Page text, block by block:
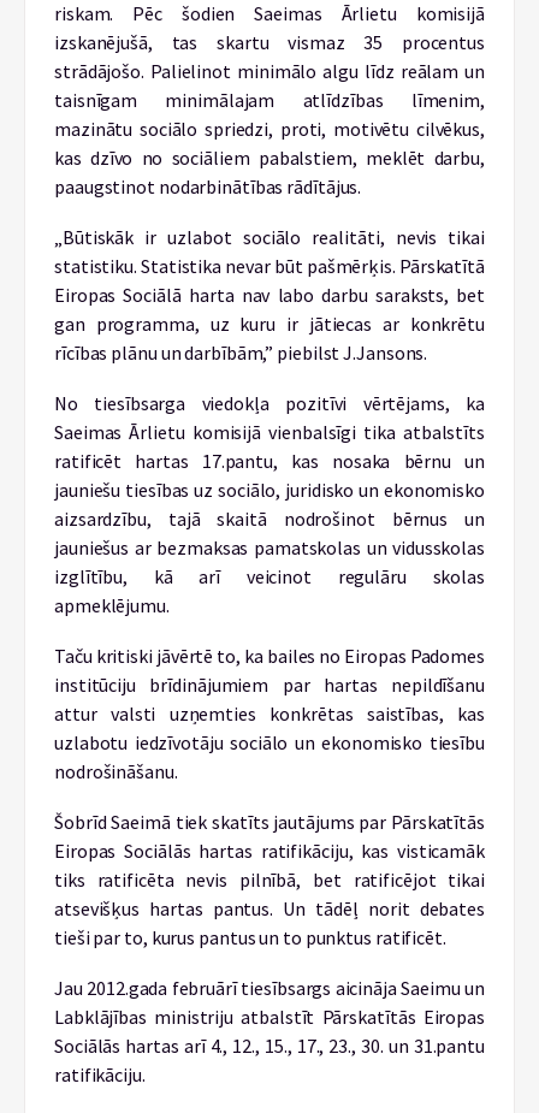
riskam. Pēc šodien Saeimas Ārlietu komisijā
izskanējušā, tas skartu vismaz 35 procentus
strādājošo. Palielinot minimālo algu līdz reālam un
taisnīgam minimālajam atlīdzības līmenim,
mazinātu sociālo spriedzi, proti, motivētu cilvēkus,
kas dzīvo no sociāliem pabalstiem, meklēt darbu,
paaugstinot nodarbinātības rādītājus.
„Būtiskāk ir uzlabot sociālo realitāti, nevis tikai
statistiku. Statistika nevar būt pašmērķis. Pārskatītā
Eiropas Sociālā harta nav labo darbu saraksts, bet
gan programma, uz kuru ir jātiecas ar konkrētu
rīcības plānu un darbībām,” piebilst J.Jansons.
No tiesībsarga viedokļa pozitīvi vērtējams, ka
Saeimas Ārlietu komisijā vienbalsīgi tika atbalstīts
ratificēt hartas 17.pantu, kas nosaka bērnu un
jauniešu tiesības uz sociālo, juridisko un ekonomisko
aizsardzību, tajā skaitā nodrošinot bērnus un
jauniešus ar bezmaksas pamatskolas un vidusskolas
izglītību, kā arī veicinot regulāru skolas
apmeklējumu.
Taču kritiski jāvērtē to, ka bailes no Eiropas Padomes
institūciju brīdinājumiem par hartas nepildīšanu
attur valsti uzņemties konkrētas saistības, kas
uzlabotu iedzīvotāju sociālo un ekonomisko tiesību
nodrošināšanu.
Šobrīd Saeimā tiek skatīts jautājums par Pārskatītās
Eiropas Sociālās hartas ratifikāciju, kas visticamāk
tiks ratificēta nevis pilnībā, bet ratificējot tikai
atsevišķus hartas pantus. Un tādēļ norit debates
tieši par to, kurus pantus un to punktus ratificēt.
Jau 2012.gada februārī tiesībsargs aicināja Saeimu un
Labklājības ministriju atbalstīt Pārskatītās Eiropas
Sociālās hartas arī 4., 12., 15., 17., 23., 30. un 31.pantu
ratifikāciju.